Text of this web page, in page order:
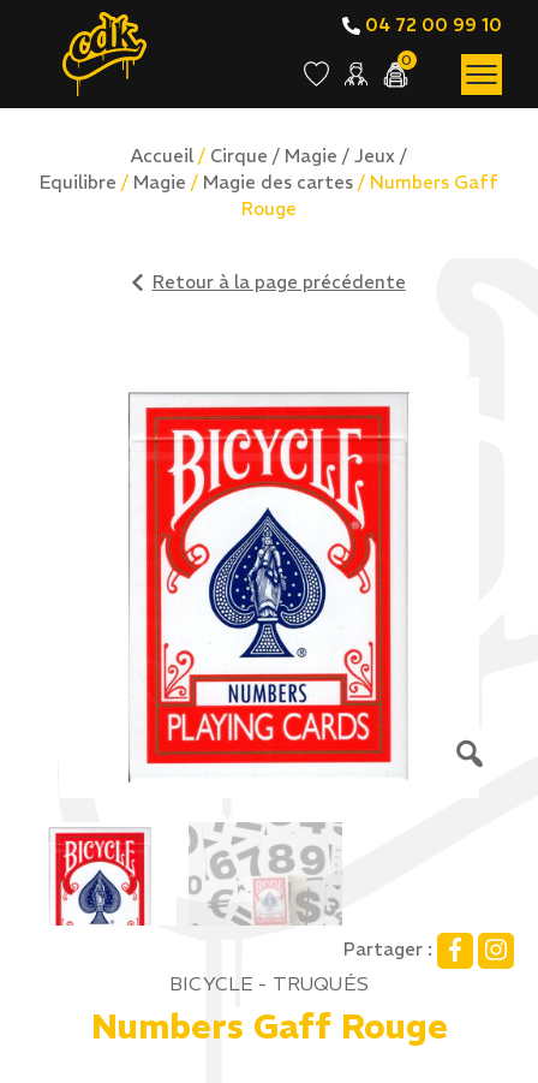
04 72 00 99 10
0
Accueil / Cirque / Magie / Jeux /
Equilibre / Magie / Magie des cartes / Numbers Gaff
Rouge
Retour à la page précédente
Partager :
BICYCLE - TRUQUÉS
Numbers Gaff Rouge